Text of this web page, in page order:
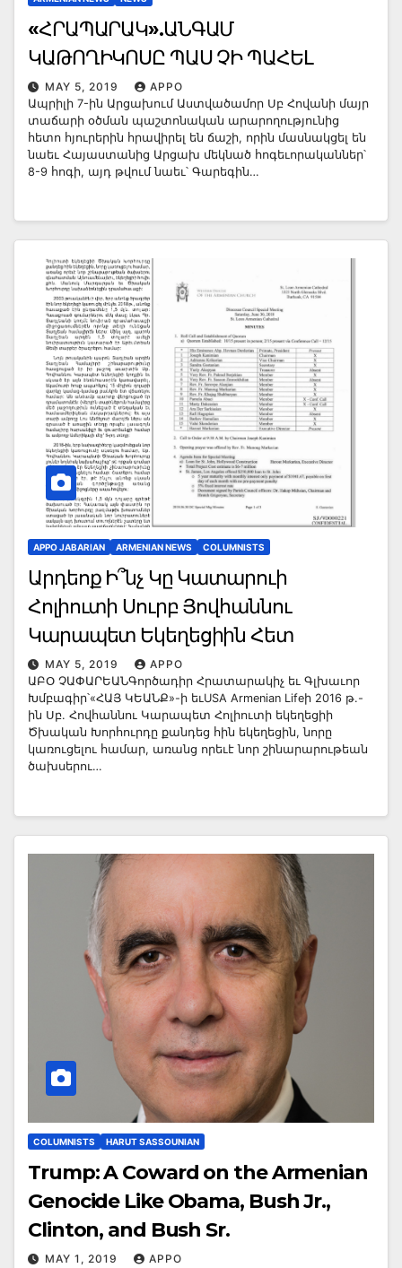
«ՀՐԱՊԱՐԱԿ».ԱՆԳԱՄ
ԿԱԹՈՂԻԿՈՍԸ ՊԱՍ ՉԻ ՊԱՀԵԼ
MAY 5, 2019
APPO
Ապրիլի 7-ին Արցախում Աստվածամոր Սբ Հովանի մայր
տաճարի օծման պաշտոնական արարողությունից
հետո հյուրերին հրավիրել են ճաշի, որին մասնակցել են
նաեւ Հայաստանից Արցախ մեկնած հոգեւորականներ՝
8-9 հոգի, այդ թվում նաեւ՝ Գարեգին…
APPO JABARIAN ARMENIAN NEWS COLUMNISTS
Արդեոք Ի՞նչ Կը Կատարուի
Հոլիուտի Սուրբ Յովհաննու
Կարապետ Եկեղեցիին Հետ
MAY 5, 2019
APPO
ԱԲՕ ՉԱՓԱՐԵԱՆԳործադիր Հրատարակիչ եւ Գլխաւոր
Խմբագիր՝«ՀԱՅ ԿԵԱՆՔ»-ի եւUSA Armenian Lifeի 2016 թ.-
ին Սբ. Հովհաննու Կարապետ Հոլիուտի եկեղեցիի
Ծխական Խորհուրդը քանդեց հին եկեղեցին, նորը
կառուցելու համար, առանց որեւէ նոր շինարարութեան
ծախսերու…
COLUMNISTS HARUT SASSOUNIAN
Trump: A Coward on the Armenian
Genocide Like Obama, Bush Jr.,
Clinton, and Bush Sr.
MAY 1, 2019
APPO